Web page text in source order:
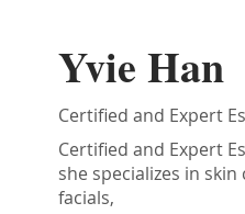
Yvie Han
Certified and Expert
Certified and Expert
she specializes in
facials,